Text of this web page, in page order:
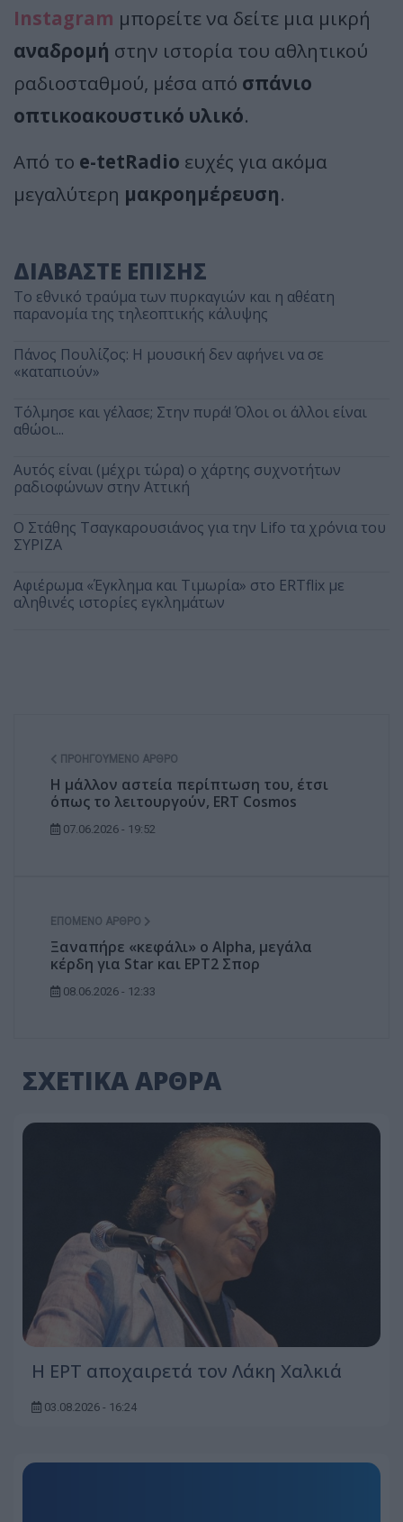
Instagram μπορείτε να δείτε μια μικρή
αναδρομή στην ιστορία του αθλητικού
ραδιοσταθμού, μέσα από σπάνιο
οπτικοακουστικό υλικό.
Από το e-tetRadio ευχές για ακόμα
μεγαλύτερη μακροημέρευση.
ΔΙΑΒΑΣΤΕ ΕΠΙΣΗΣ
Το εθνικό τραύμα των πυρκαγιών και η αθέατη
παρανομία της τηλεοπτικής κάλυψης
Πάνος Πουλίζος: Η μουσική δεν αφήνει να σε
«καταπιούν»
Τόλμησε και γέλασε; Στην πυρά! Όλοι οι άλλοι είναι
αθώοι...
Αυτός είναι (μέχρι τώρα) ο χάρτης συχνοτήτων
ραδιοφώνων στην Αττική
Ο Στάθης Τσαγκαρουσιάνος για την Lifo τα χρόνια του
ΣΥΡΙΖΑ
Αφιέρωμα «Έγκλημα και Τιμωρία» στο ERTflix με
αληθινές ιστορίες εγκλημάτων
ΠΡΟΗΓΟΎΜΕΝΟ ΆΡΘΡΟ
H μάλλον αστεία περίπτωση του, έτσι
όπως το λειτουργούν, ERT Cosmos
07.06.2026 - 19:52
ΕΠΌΜΕΝΟ ΆΡΘΡΟ
Ξαναπήρε «κεφάλι» ο Alpha, μεγάλα
κέρδη για Star και ΕΡΤ2 Σπορ
08.06.2026 - 12:33
ΣΧΕΤΙΚΑ ΑΡΘΡΑ
Η ΕΡΤ αποχαιρετά τον Λάκη Χαλκιά
03.08.2026 - 16:24